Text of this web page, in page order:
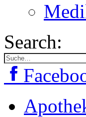
Search: